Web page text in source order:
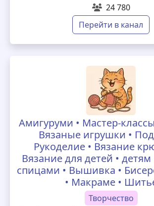
24 780
Перейти в канал
Амигуруми • Мастер-
Вязаные игрушки •
Рукоделие • Вязание
Вязание для детей • детям
спицами • Вышивка •
• Макраме •
Творчество